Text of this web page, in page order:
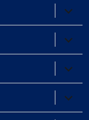
を
展
開
ニ
ュ
ー
を
展
開
ブ
メ
ニ
ュ
ー
を
展
開
ブ
メ
ニ
ュ
ー
を
展
開
ブ
メ
ニ
ュ
ー
ブ
メ